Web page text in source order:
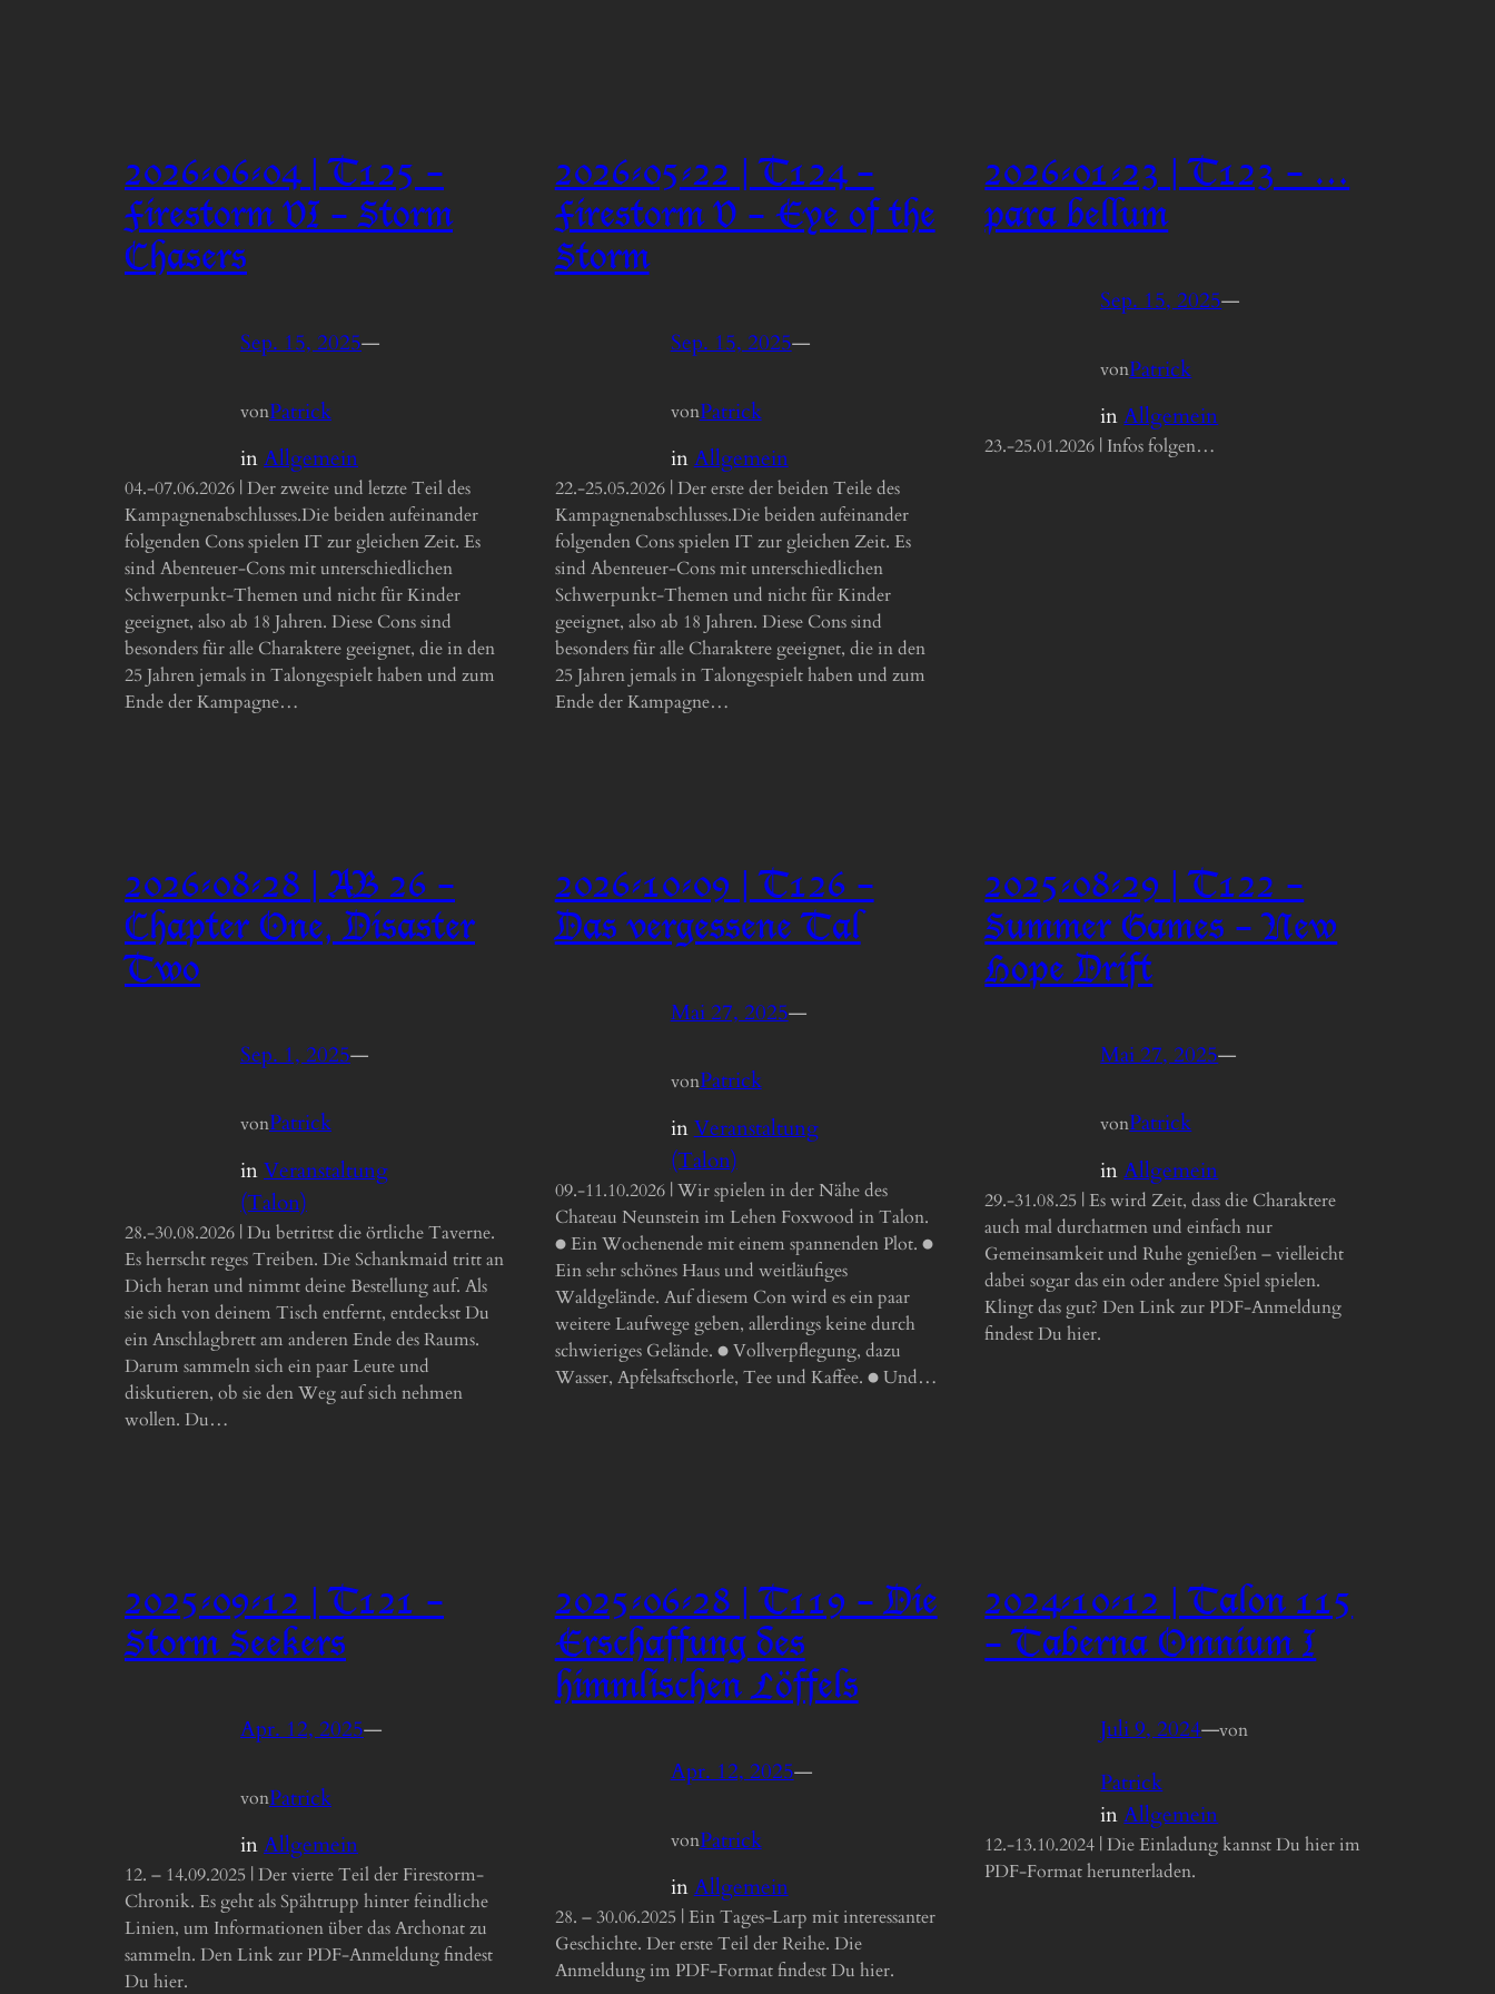
2026-06-04 | T125 –
Firestorm VI – Storm
Chasers
Sep. 15, 2025—
vonPatrick
inAllgemein
04.-07.06.2026 | Der zweite und letzte Teil des
Kampagnenabschlusses.Die beiden aufeinander
folgenden Cons spielen IT zur gleichen Zeit. Es
sind Abenteuer-Cons mit unterschiedlichen
Schwerpunkt-Themen und nicht für Kinder
geeignet, also ab 18 Jahren. Diese Cons sind
besonders für alle Charaktere geeignet, die in den
25 Jahren jemals in Talongespielt haben und zum
Ende der Kampagne…
2026-05-22 | T124 –
Firestorm V – Eye of the
Storm
Sep. 15, 2025—
vonPatrick
inAllgemein
22.-25.05.2026 | Der erste der beiden Teile des
Kampagnenabschlusses.Die beiden aufeinander
folgenden Cons spielen IT zur gleichen Zeit. Es
sind Abenteuer-Cons mit unterschiedlichen
Schwerpunkt-Themen und nicht für Kinder
geeignet, also ab 18 Jahren. Diese Cons sind
besonders für alle Charaktere geeignet, die in den
25 Jahren jemals in Talongespielt haben und zum
Ende der Kampagne…
2026-01-23 | T123 – …
para bellum
Sep. 15, 2025—
vonPatrick
inAllgemein
23.-25.01.2026 | Infos folgen…
2026-08-28 | AB 26 –
Chapter One, Disaster
Two
Sep. 1, 2025—
vonPatrick
inVeranstaltung
(Talon)
28.-30.08.2026 | Du betrittst die örtliche Taverne.
Es herrscht reges Treiben. Die Schankmaid tritt an
Dich heran und nimmt deine Bestellung auf. Als
sie sich von deinem Tisch entfernt, entdeckst Du
ein Anschlagbrett am anderen Ende des Raums.
Darum sammeln sich ein paar Leute und
diskutieren, ob sie den Weg auf sich nehmen
wollen. Du…
2026-10-09 | T126 –
Das vergessene Tal
Mai 27, 2025—
vonPatrick
inVeranstaltung
(Talon)
09.-11.10.2026 | Wir spielen in der Nähe des
Chateau Neunstein im Lehen Foxwood in Talon.
● Ein Wochenende mit einem spannenden Plot. ●
Ein sehr schönes Haus und weitläufiges
Waldgelände. Auf diesem Con wird es ein paar
weitere Laufwege geben, allerdings keine durch
schwieriges Gelände. ● Vollverpflegung, dazu
Wasser, Apfelsaftschorle, Tee und Kaffee. ● Und…
2025-08-29 | T122 –
Summer Games – New
Hope Drift
Mai 27, 2025—
vonPatrick
inAllgemein
29.-31.08.25 | Es wird Zeit, dass die Charaktere
auch mal durchatmen und einfach nur
Gemeinsamkeit und Ruhe genießen – vielleicht
dabei sogar das ein oder andere Spiel spielen.
Klingt das gut? Den Link zur PDF-Anmeldung
findest Du hier.
2025-09-12 | T121 –
Storm Seekers
Apr. 12, 2025—
vonPatrick
inAllgemein
12. – 14.09.2025 | Der vierte Teil der Firestorm-
Chronik. Es geht als Spähtrupp hinter feindliche
Linien, um Informationen über das Archonat zu
sammeln. Den Link zur PDF-Anmeldung findest
Du hier.
2025-06-28 | T119 – Die
Erschaffung des
himmlischen Löffels
Apr. 12, 2025—
vonPatrick
inAllgemein
28. – 30.06.2025 | Ein Tages-Larp mit interessanter
Geschichte. Der erste Teil der Reihe. Die
Anmeldung im PDF-Format findest Du hier.
2024-10-12 | Talon 115
– Taberna Omnium I
Juli 9, 2024—von
Patrick
inAllgemein
12.-13.10.2024 | Die Einladung kannst Du hier im
PDF-Format herunterladen.